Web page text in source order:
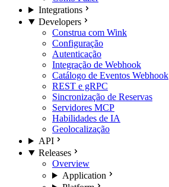
Integrations
Developers
Construa com Wink
Configuração
Autenticação
Integração de Webhook
Catálogo de Eventos Webhook
REST e gRPC
Sincronização de Reservas
Servidores MCP
Habilidades de IA
Geolocalização
API
Releases
Overview
Application